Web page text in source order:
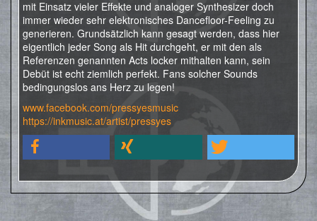
mit Einsatz vieler Effekte und analoger Synthesizer doch
immer wieder sehr elektronisches Dancefloor-Feeling zu
generieren. Grundsätzlich kann gesagt werden, dass hier
eigentlich jeder Song als Hit durchgeht, er mit den als
Referenzen genannten Acts locker mithalten kann, sein
Debüt ist echt ziemlich perfekt. Fans solcher Sounds
bedingungslos ans Herz zu legen!
www.facebook.com/pressyesmusic
https://inkmusic.at/artist/pressyes